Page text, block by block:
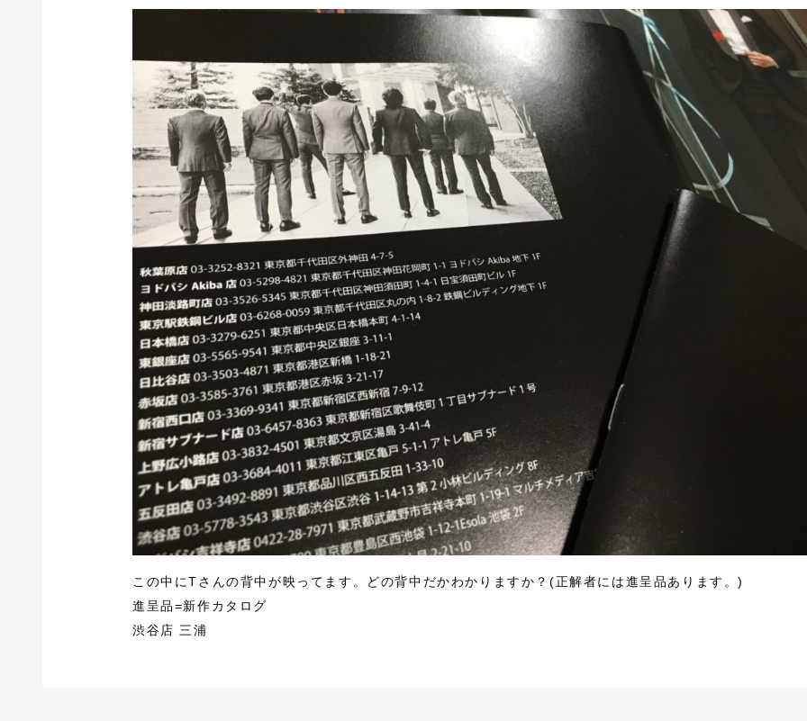
この中にTさんの背中が映ってます。どの背中だかわかりますか？(正解者には進呈品あります。)
進呈品=新作カタログ
渋谷店 三浦